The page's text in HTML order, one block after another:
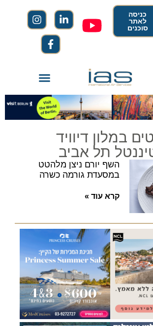
כניסה
לאתר
סוכנים
במלון דיוויד
תל אביב
השף יורם ניצן מלהטט
במסעדת גורמה כשרה
קרא עוד »